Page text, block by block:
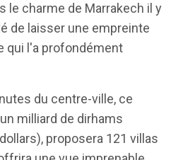
le charme de Marrakech il y
de laisser une empreinte
qui l'a profondément
du centre-ville, ce
milliard de dirhams
proposera 121 villas